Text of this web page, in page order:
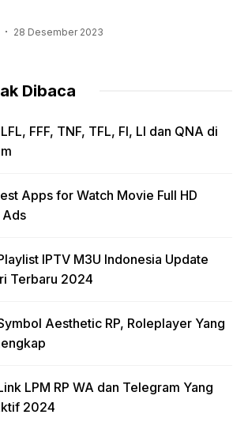
28 Desember 2023
Dibaca
FFF, TNF, TFL, FI, LI dan QNA di
Apps for Watch Movie Full HD
IPTV M3U Indonesia Update
Terbaru 2024
Aesthetic RP, Roleplayer Yang
LPM RP WA dan Telegram Yang
2024